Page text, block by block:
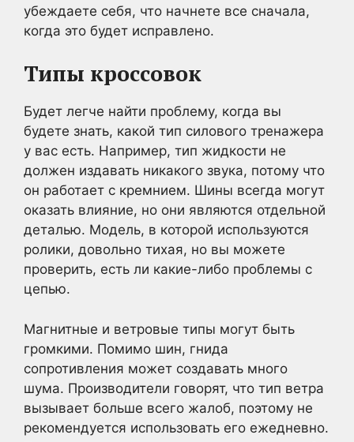
убеждаете себя, что начнете все сначала,
когда это будет исправлено.
Типы кроссовок
Будет легче найти проблему, когда вы
будете знать, какой тип силового тренажера
у вас есть. Например, тип жидкости не
должен издавать никакого звука, потому что
он работает с кремнием. Шины всегда могут
оказать влияние, но они являются отдельной
деталью. Модель, в которой используются
ролики, довольно тихая, но вы можете
проверить, есть ли какие-либо проблемы с
цепью.
Магнитные и ветровые типы могут быть
громкими. Помимо шин, гнида
сопротивления может создавать много
шума. Производители говорят, что тип ветра
вызывает больше всего жалоб, поэтому не
рекомендуется использовать его ежедневно.